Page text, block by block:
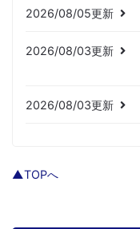
2026/08/05更新
2026/08/03更新
2026/08/03更新
▲TOPへ